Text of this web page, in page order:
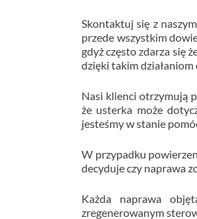
Skontaktuj się z
przede wszystkim
gdyż często zdarza się
dzięki takim
Nasi klienci otrzymują
że usterka może
jesteśmy w stanie
W przypadku
decyduje czy naprawa
Każda naprawa
zregenerowanym